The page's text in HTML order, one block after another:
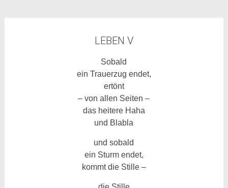
LEBEN V
Sobald
ein Trauerzug endet,
ertönt
– von allen Seiten –
das heitere Haha
und Blabla
und sobald
ein Sturm endet,
kommt die Stille –